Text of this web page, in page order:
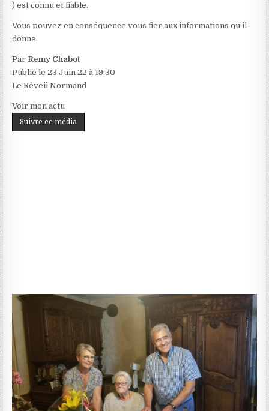
) est connu et fiable.
Vous pouvez en conséquence vous fier aux informations qu’il
donne.
Par Remy Chabot
Publié le23 Juin 22 à 19:30
Le Réveil Normand
Voir mon actu
Suivre ce média